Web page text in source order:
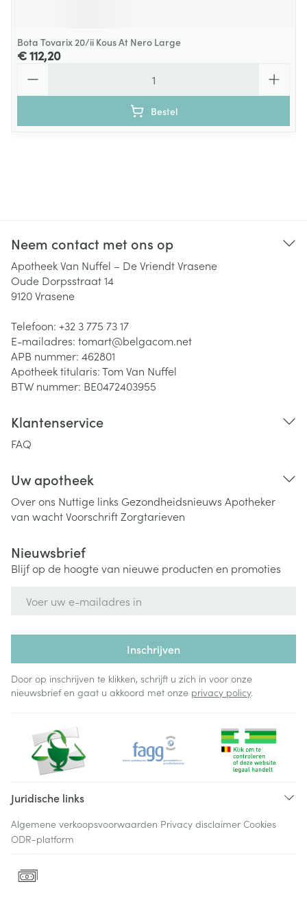
Bota Tovarix 20/ii Kous At Nero Large
€ 112,20
Bestel
Neem contact met ons op
Apotheek Van Nuffel – De Vriendt Vrasene
Oude Dorpsstraat 14
9120Vrasene
Telefoon: +32 3 775 73 17
E-mailadres: tomart@belgacom.net
APB nummer: 462801
Apotheek titularis:Tom Van Nuffel
BTW nummer: BE0472403955
Klantenservice
FAQ
Uw apotheek
Over ons Nuttige links Gezondheidsnieuws Apotheker
van wachtVoorschriftZorgtarieven
Nieuwsbrief
Blijf op de hoogte van nieuwe producten en promoties
Inschrijven
Door op inschrijven te klikken, schrijft u zich in voor onze
nieuwsbrief en gaat u akkoord met onze privacy policy.
Juridische links
Algemene verkoopsvoorwaarden Privacy disclaimer Cookies
ODR-platform